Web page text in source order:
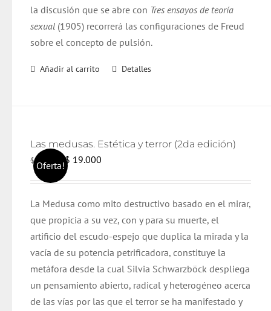
la discusión que se abre con Tres ensayos de teoría
sexual (1905) recorrerá las configuraciones de Freud
sobre el concepto de pulsión.
Añadir al carrito Detalles
Oferta!
Las medusas. Estética y terror (2da edición)
$20.000
El
precio
era:
$ 20.000.
$ 19.000
es:
$ 19.000.
La Medusa como mito destructivo basado en el mirar,
que propicia a su vez, con y para su muerte, el
artificio del escudo-espejo que duplica la mirada y la
vacía de su potencia petrificadora, constituye la
metáfora desde la cual Silvia Schwarzböck despliega
un pensamiento abierto, radical y heterogéneo acerca
de las vías por las que el terror se ha manifestado y